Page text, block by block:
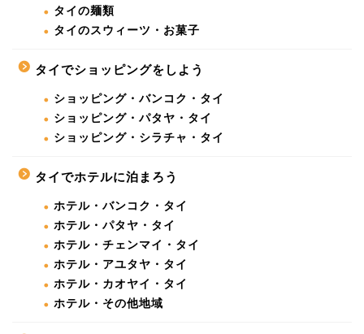
タイの麺類
タイのスウィーツ・お菓子
タイでショッピングをしよう
ショッピング・バンコク・タイ
ショッピング・パタヤ・タイ
ショッピング・シラチャ・タイ
タイでホテルに泊まろう
ホテル・バンコク・タイ
ホテル・パタヤ・タイ
ホテル・チェンマイ・タイ
ホテル・アユタヤ・タイ
ホテル・カオヤイ・タイ
ホテル・その他地域